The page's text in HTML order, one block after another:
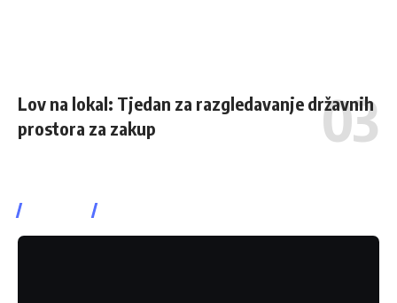
Lov na lokal: Tjedan za razgledavanje državnih
prostora za zakup